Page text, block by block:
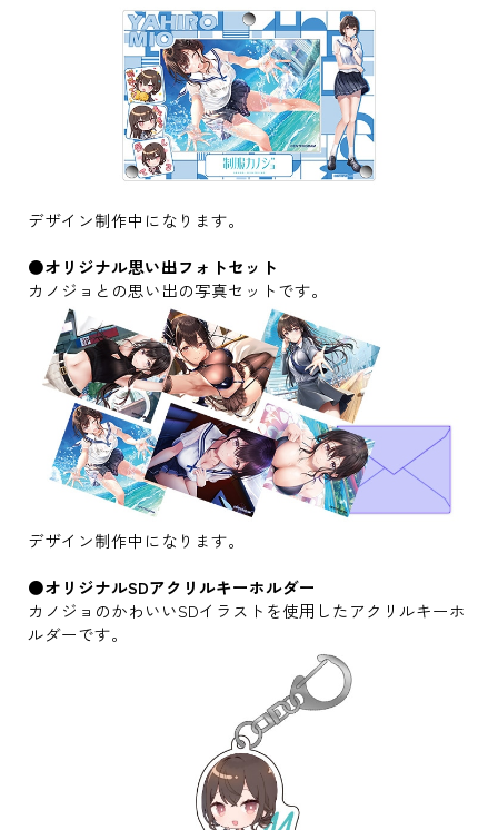
デザイン制作中になります。
●オリジナル思い出フォトセット
カノジョとの思い出の写真セットです。
デザイン制作中になります。
●オリジナルSDアクリルキーホルダー
カノジョのかわいいSDイラストを使用したアクリルキーホ
ルダーです。